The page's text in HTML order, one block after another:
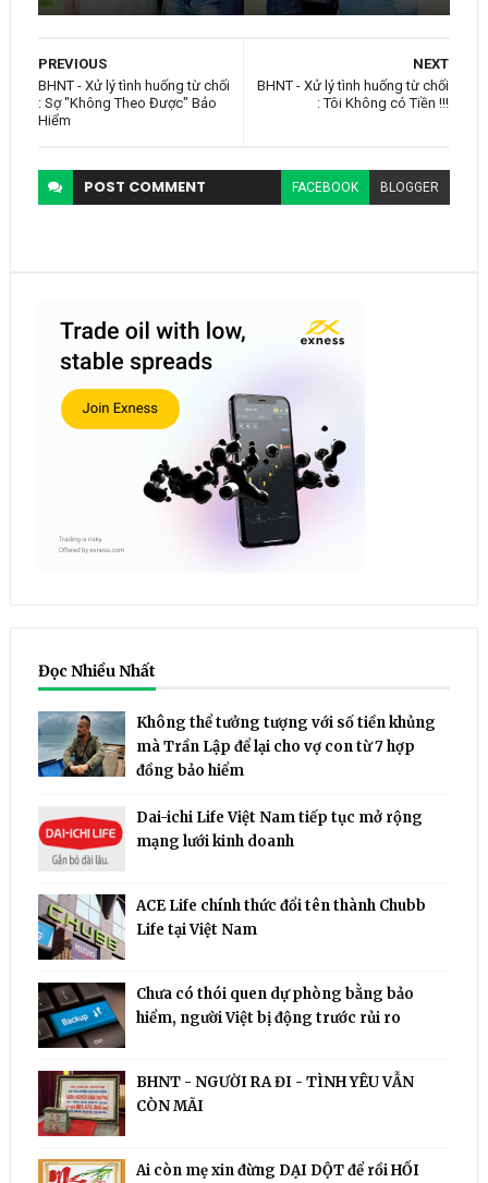
NEXT
BHNT - Xử lý tình huống từ chối
: Tôi Không có Tiền !!!
PREVIOUS
BHNT - Xử lý tình huống từ chối
: Sợ "Không Theo Được" Bảo
Hiểm
POST COMMENT FACEBOOK BLOGGER
Đọc Nhiều Nhất
Không thể tưởng tượng với số tiền khủng
mà Trần Lập để lại cho vợ con từ 7 hợp
đồng bảo hiểm
Dai-ichi Life Việt Nam tiếp tục mở rộng
mạng lưới kinh doanh
ACE Life chính thức đổi tên thành Chubb
Life tại Việt Nam
Chưa có thói quen dự phòng bằng bảo
hiểm, người Việt bị động trước rủi ro
BHNT - NGƯỜI RA ĐI - TÌNH YÊU VẪN
CÒN MÃI
Ai còn mẹ xin đừng DẠI DỘT để rồi HỐI